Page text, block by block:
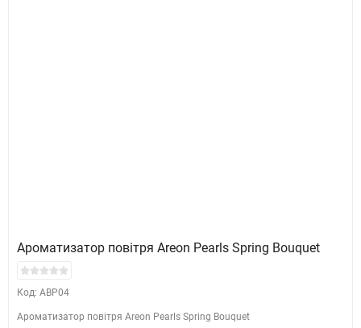
Ароматизатор повітря Areon Pearls Spring Bouquet
Код: ABP04
Ароматизатор повітря Areon Pearls Spring Bouquet